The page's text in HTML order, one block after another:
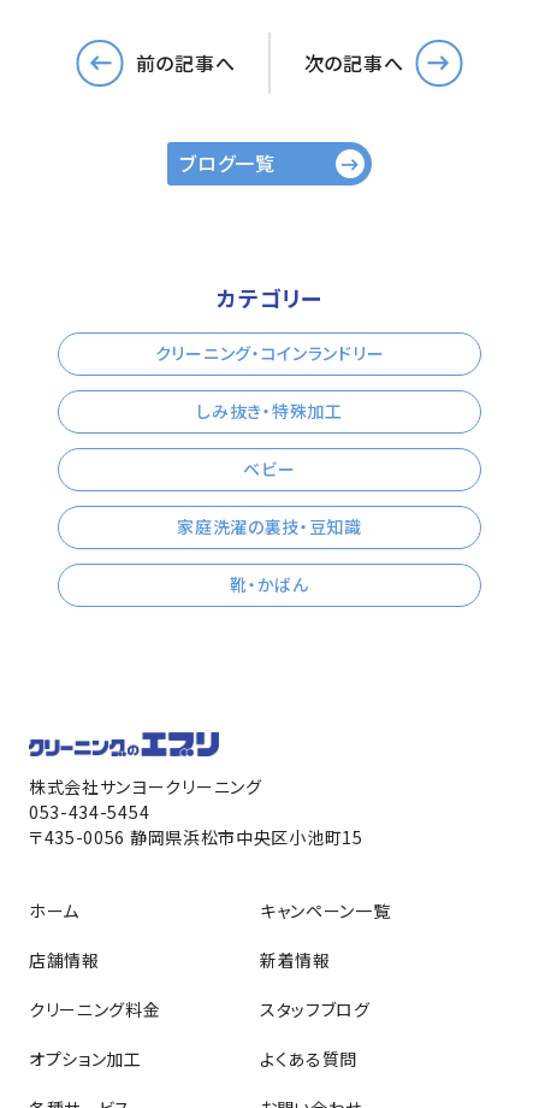
前の記事へ 次の記事へ
ブログ一覧
カテゴリー
クリーニング・コインランドリー
しみ抜き・特殊加工
ベビー
家庭洗濯の裏技・豆知識
靴・かばん
株式会社サンヨークリーニング
053-434-5454
〒435-0056 静岡県浜松市中央区小池町15
ホーム
店舗情報
クリーニング料金
オプション加工
キャンペーン一覧
新着情報
スタッフブログ
よくある質問